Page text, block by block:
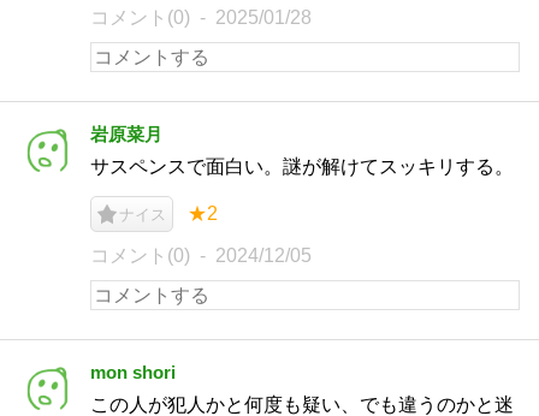
コメント(0) 2025/01/28
岩原菜月
サスペンスで面白い。謎が解けてスッキリする。
ナイス ★2
コメント(0) 2024/12/05
mon shori
この人が犯人かと何度も疑い、でも違うのかと迷